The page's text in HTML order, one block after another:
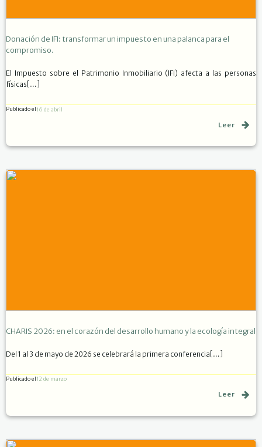
Donación de IFI: transformar un impuesto en una palanca para el
compromiso.
El Impuesto sobre el Patrimonio Inmobiliario (IFI) afecta a las personas
físicas[…]
Publicado el16 de abril
Leer
CHARIS 2026: en el corazón del desarrollo humano y la ecología integral
Del 1 al 3 de mayo de 2026 se celebrará la primera conferencia[…]
Publicado el12 de marzo
Leer